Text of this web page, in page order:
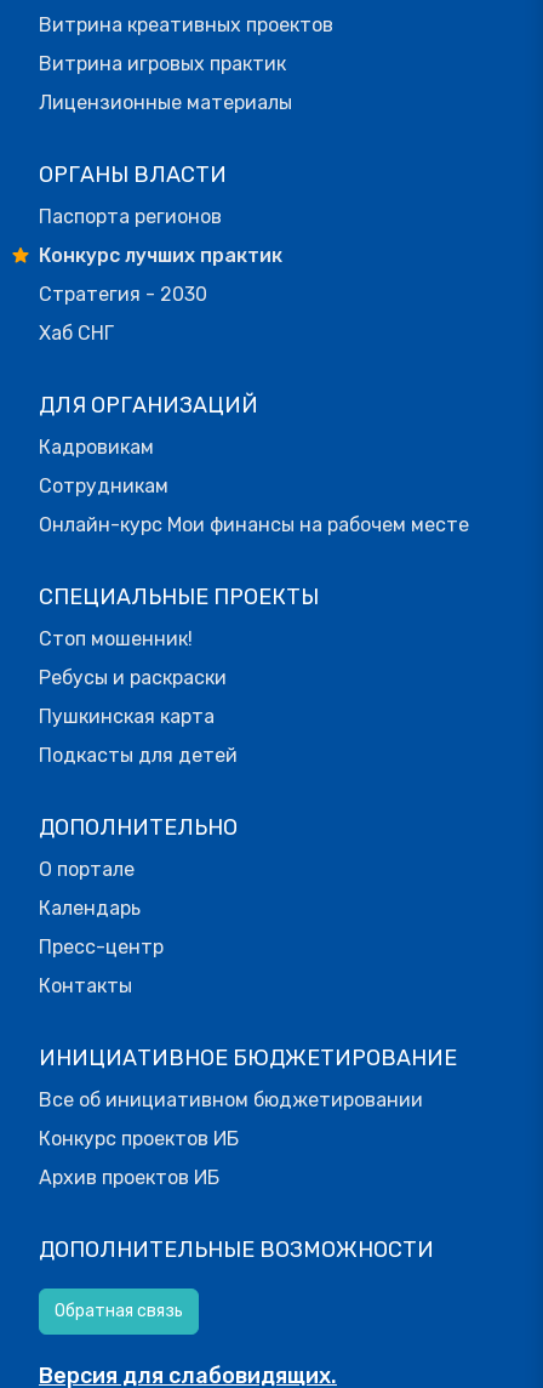
Витрина креативных проектов
Витрина игровых практик
Лицензионные материалы
ОРГАНЫ ВЛАСТИ
Паспорта регионов
Конкурс лучших практик
Стратегия - 2030
Хаб СНГ
ДЛЯ ОРГАНИЗАЦИЙ
Кадровикам
Сотрудникам
Онлайн-курс Мои финансы на рабочем месте
СПЕЦИАЛЬНЫЕ ПРОЕКТЫ
Стоп мошенник!
Ребусы и раскраски
Пушкинская карта
Подкасты для детей
ДОПОЛНИТЕЛЬНО
О портале
Календарь
Пресс-центр
Контакты
ИНИЦИАТИВНОЕ БЮДЖЕТИРОВАНИЕ
Все об инициативном бюджетировании
Конкурс проектов ИБ
Архив проектов ИБ
ДОПОЛНИТЕЛЬНЫЕ ВОЗМОЖНОСТИ
Обратная связь
Версия для слабовидящих.